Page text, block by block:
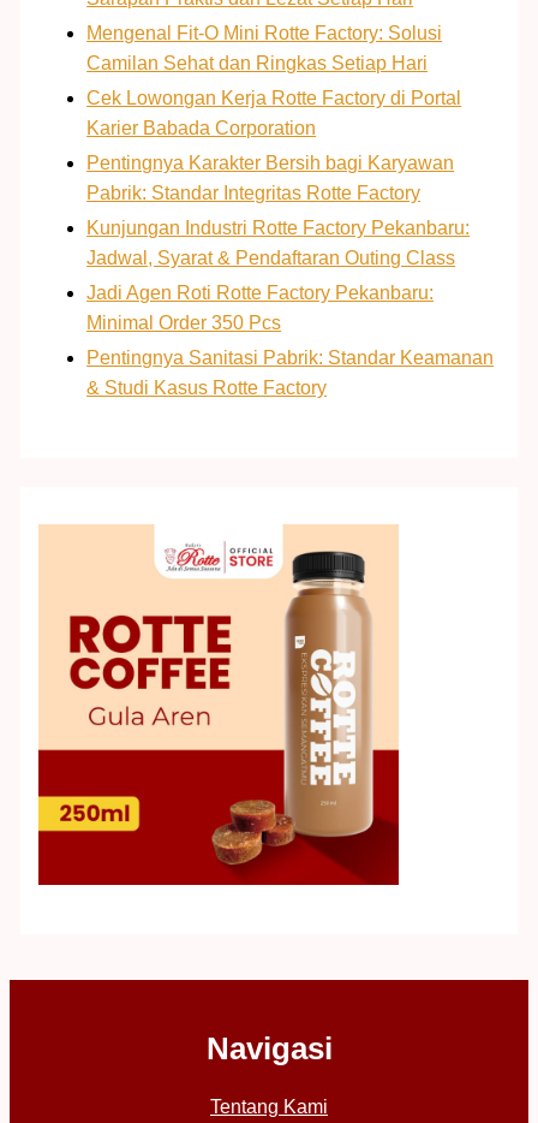
Mengenal Fit-O Mini Rotte Factory: Solusi
Camilan Sehat dan Ringkas Setiap Hari
Cek Lowongan Kerja Rotte Factory di Portal
Karier Babada Corporation
Pentingnya Karakter Bersih bagi Karyawan
Pabrik: Standar Integritas Rotte Factory
Kunjungan Industri Rotte Factory Pekanbaru:
Jadwal, Syarat & Pendaftaran Outing Class
Jadi Agen Roti Rotte Factory Pekanbaru:
Minimal Order 350 Pcs
Pentingnya Sanitasi Pabrik: Standar Keamanan
& Studi Kasus Rotte Factory
Navigasi
Tentang Kami